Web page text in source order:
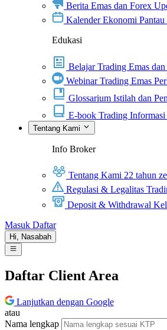
Berita Emas dan Forex
Kalender Ekonomi
Edukasi
Belajar Trading Emas
Webinar Trading Emas
Glossarium Istilah dan
E-book Trading Informasi
Tentang Kami
Info Broker
Tentang Kami 22 tahun
Regulasi & Legalitas
Deposit & Withdrawal
Masuk Daftar
Hi, Nasabah
Daftar Client Area
Lanjutkan dengan Google
atau
Nama lengkap